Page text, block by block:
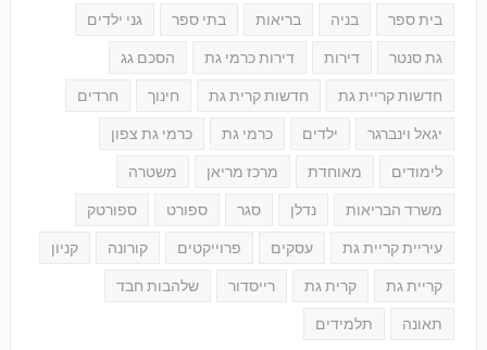
בית ספר בניה בריאות בתי ספר גני ילדים
גת סנטר דירות דירות כרמי גת הסכם גג
חדשות קריית גת חדשות קרית גת חינוך חרדים
יגאל וינברגר ילדים כרמי גת כרמי גת צפון
לימודים מאוחדת מרכז מריאן משטרה
משרד הבריאות נדלן סגר ספורט ספורטק
עיריית קריית גת עסקים פרוייקטים קורונה קניון
קריית גת קרית גת רייסדור שלהבות חבד
תאונה תלמידים